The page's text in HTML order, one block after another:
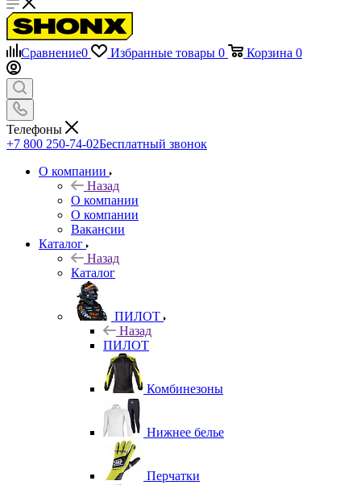
Сравнение0 Избранные товары 0 Корзина 0
Телефоны
+7 800 250-74-02Бесплатный звонок
О компании
Назад
О компании
О компании
Вакансии
Каталог
Назад
Каталог
ПИЛОТ
Назад
ПИЛОТ
Комбинезоны
Нижнее белье
Перчатки